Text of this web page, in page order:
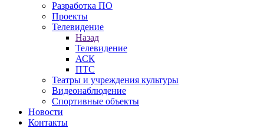
Разработка ПО
Проекты
Телевидение
Назад
Телевидение
АСК
ПТС
Театры и учреждения культуры
Видеонаблюдение
Спортивные объекты
Новости
Контакты